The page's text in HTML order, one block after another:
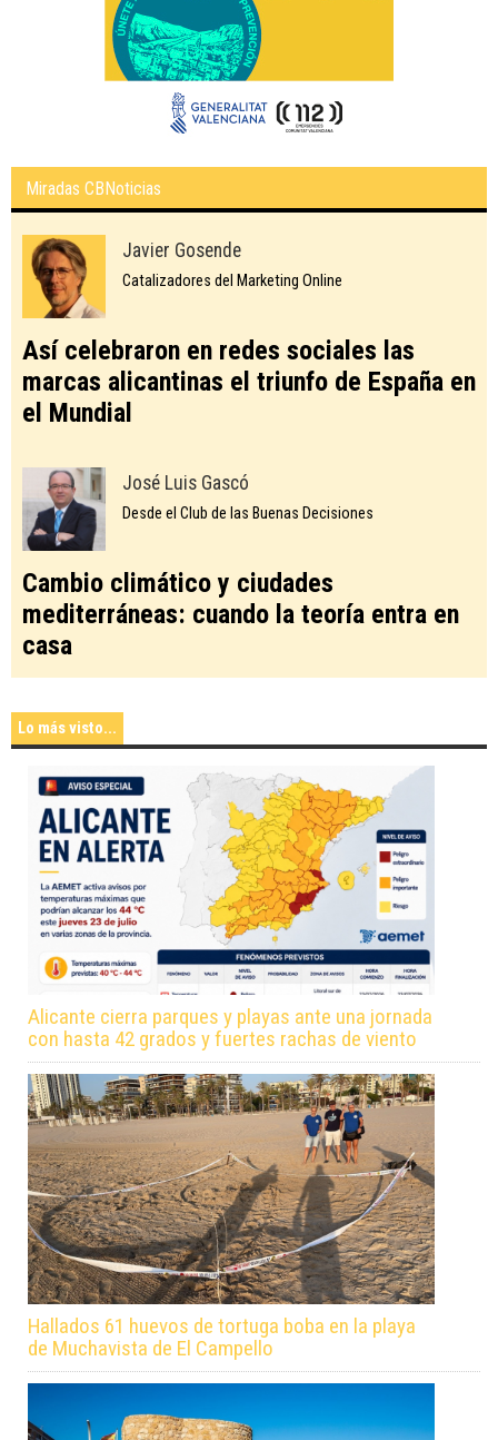
Miradas CBNoticias
Javier Gosende
Catalizadores del Marketing Online
Así celebraron en redes sociales las
marcas alicantinas el triunfo de España en
el Mundial
José Luis Gascó
Desde el Club de las Buenas Decisiones
Cambio climático y ciudades
mediterráneas: cuando la teoría entra en
casa
Lo más visto...
Alicante cierra parques y playas ante una jornada
con hasta 42 grados y fuertes rachas de viento
Hallados 61 huevos de tortuga boba en la playa
de Muchavista de El Campello